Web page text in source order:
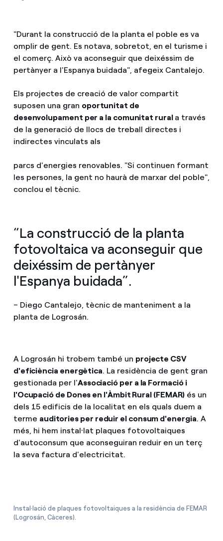
"Durant la construcció de la planta el poble es va
omplir de gent. Es notava, sobretot, en el turisme i
el comerç. Això va aconseguir que deixéssim de
pertànyer a l'Espanya buidada", afegeix Cantalejo.
Els projectes de creació de valor compartit
suposen una gran oportunitat de
desenvolupament per a la comunitat rural a través
de la generació de llocs de treball directes i
indirectes vinculats als
parcs d'energies renovables. "Si continuen formant
les persones, la gent no haurà de marxar del poble",
conclou el tècnic.
“La construcció de la planta
fotovoltaica va aconseguir que
deixéssim de pertànyer
l'Espanya buidada”.
– Diego Cantalejo, tècnic de manteniment a la
planta de Logrosán.
A Logrosán hi trobem també un projecte CSV
d'eficiència energètica. La residència de gent gran
gestionada per l'Associació per a la Formació i
l'Ocupació de Dones en l'Àmbit Rural (FEMAR) és un
dels 15 edificis de la localitat en els quals duem a
terme auditories per reduir el consum d'energia. A
més, hi hem instal·lat plaques fotovoltaiques
d'autoconsum que aconseguiran reduir en un terç
la seva factura d'electricitat.
Instal·lació de plaques fotovoltaiques a la residència de FEMAR
(Logrosán, Càceres).